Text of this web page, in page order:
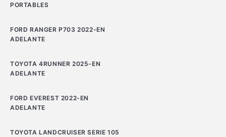
PORTABLES
FORD RANGER P703 2022-EN
ADELANTE
TOYOTA 4RUNNER 2025-EN
ADELANTE
FORD EVEREST 2022-EN
ADELANTE
TOYOTA LANDCRUISER SERIE 105